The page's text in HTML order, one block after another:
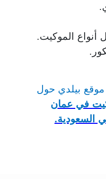
أنواع الموكيت.
موقع بيلدي حول
في عمان
السعودية.